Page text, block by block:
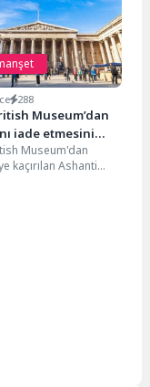
288
Museum’dan
iade etmesini
Museum'dan
kaçırılan Ashanti